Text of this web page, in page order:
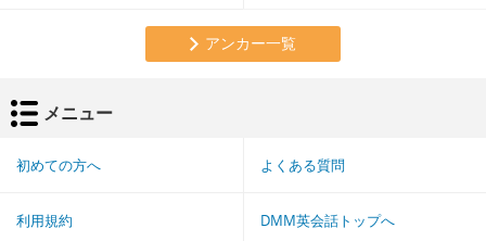
アンカー一覧
メニュー
初めての方へ よくある質問
利用規約 DMM英会話トップへ